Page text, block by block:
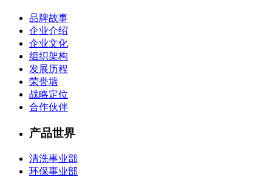
品牌故事
企业介绍
企业文化
组织架构
发展历程
荣誉墙
战略定位
合作伙伴
产品世界
清洗事业部
环保事业部